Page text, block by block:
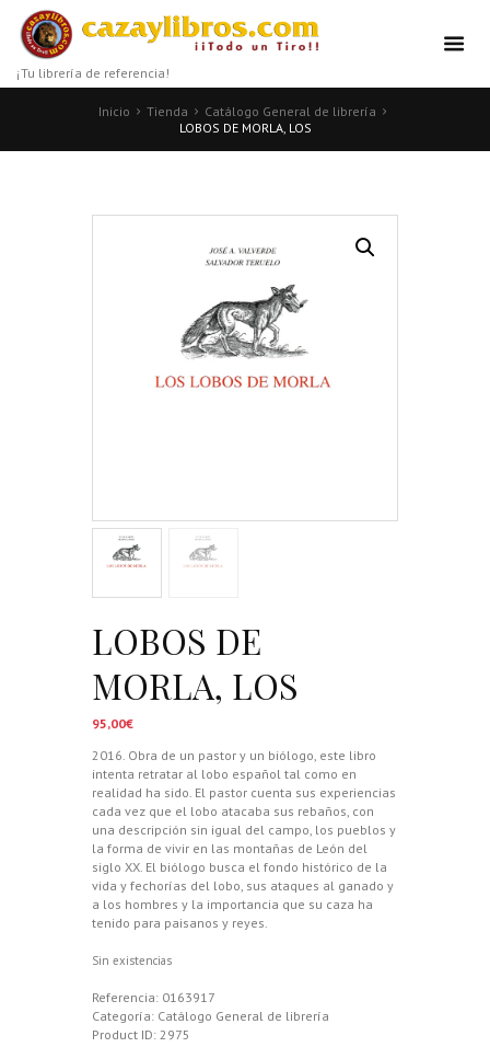
¡Tu librería de referencia!
Inicio Tienda
Catálogo General de librería
LOBOS DE MORLA, LOS
LOBOS DE
MORLA, LOS
95,00€
2016. Obra de un pastor y un biólogo, este libro
intenta retratar al lobo español tal como en
realidad ha sido. El pastor cuenta sus experiencias
cada vez que el lobo atacaba sus rebaños, con
una descripción sin igual del campo, los pueblos y
la forma de vivir en las montañas de León del
siglo XX. El biólogo busca el fondo histórico de la
vida y fechorías del lobo, sus ataques al ganado y
a los hombres y la importancia que su caza ha
tenido para paisanos y reyes.
Sin existencias
Referencia: 0163917
Categoría: Catálogo General de librería
Product ID: 2975